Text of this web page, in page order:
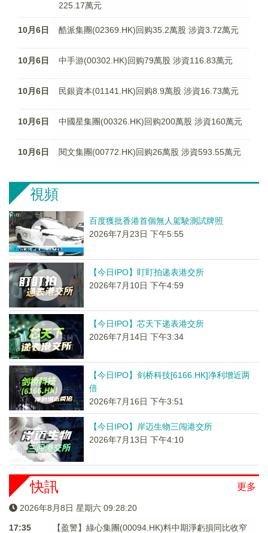
225.17萬元
10月6日 酷派集團(02369.HK)回购35.2萬股 涉資3.72萬元
10月6日 中手游(00302.HK)回购79萬股 涉資116.83萬元
10月6日 民銀資本(01141.HK)回购8.9萬股 涉資16.73萬元
10月6日 中國星集團(00326.HK)回购200萬股 涉資160萬元
10月6日 閱文集團(00772.HK)回购26萬股 涉資593.55萬元
視頻
百度獲批香港首個無人駕駛測試牌照
2026年7月23日 下午5:55
【今日IPO】盯盯拍递表港交所
2026年7月10日 下午4:59
【今日IPO】芯天下递表港交所
2026年7月14日 下午3:34
【今日IPO】剑桥科技[6166.HK]净利增近两
倍
2026年7月16日 下午3:51
【今日IPO】岸迈生物三闯港交所
2026年7月13日 下午4:10
更多
快訊
2026年8月8日 星期六 09:28:20
17:35
【盈警】綠心集團(00094.HK)料中期淨虧損同比收窄